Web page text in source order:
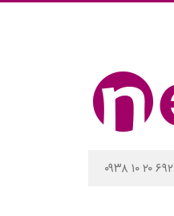
۰۹۳۸ ۱۰ ۲۰ ۶۹۲